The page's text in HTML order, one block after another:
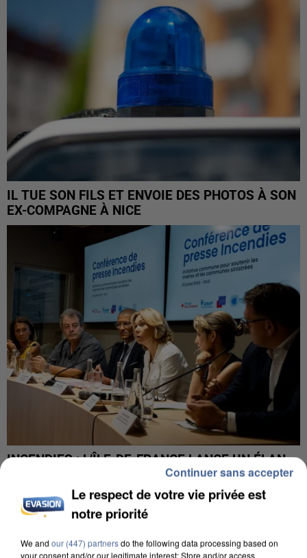
IL TUE SON FILS ET ENVOIE DES PHOTOS À SON
EX-COMPAGNE À NICE
INCENDIES : L’ÎLE-DE-FRANCE LANCE UN ÉLAN
DE SOLIDARITÉ AVEC LES...
Le respect de votre vie privée est
notre priorité
We and our (447) partnersdo the following data processing based on
your consent and/or our legitimate interest: Store and/or access
Continuer sans accepter